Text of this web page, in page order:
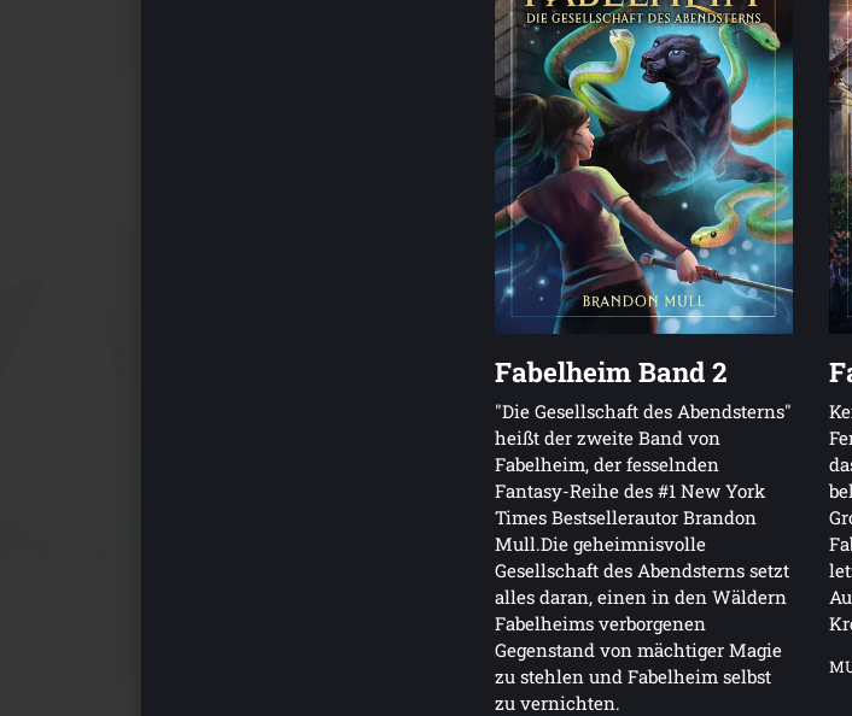
Fabelheim Band 2
"Die Gesellschaft des Abendsterns"
heißt der zweite Band von
Fabelheim, der fesselnden
Fantasy-Reihe des #1 New York
Times Bestsellerautor Brandon
Mull.Die geheimnisvolle
Gesellschaft des Abendsterns setzt
alles daran, einen in den Wäldern
Fabelheims verborgenen
Gegenstand von mächtiger Magie
zu stehlen und Fabelheim selbst
zu vernichten.